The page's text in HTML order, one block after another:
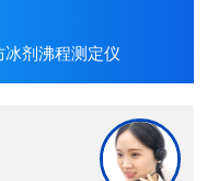
冰剂沸程测定仪